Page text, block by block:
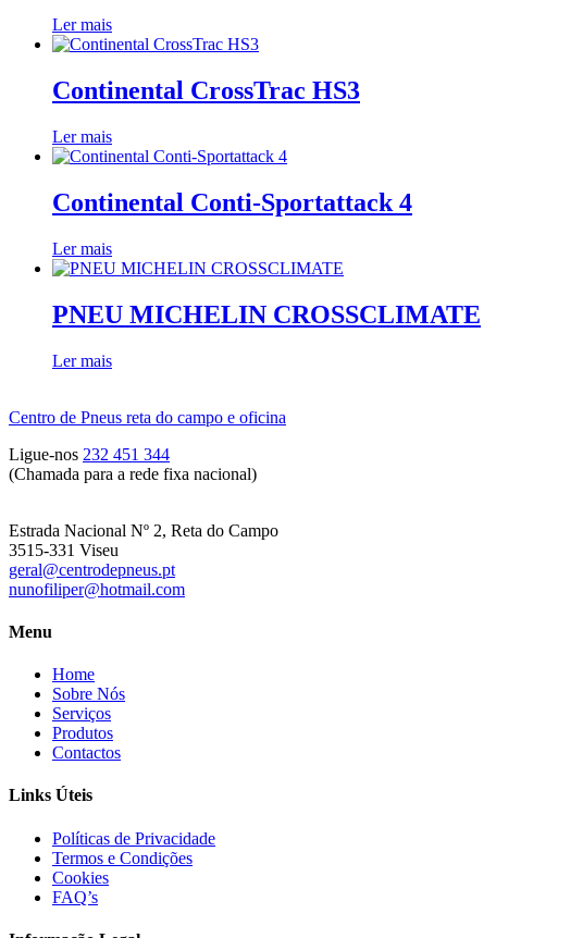
Ler mais
Continental CrossTrac HS3
Ler mais
Continental Conti-Sportattack 4
Ler mais
PNEU MICHELIN CROSSCLIMATE
Ler mais
Centro de Pneus reta do campo e oficina
Ligue-nos 232 451 344
(Chamada para a rede fixa nacional)
Estrada Nacional Nº 2, Reta do Campo
3515-331 Viseu
geral@centrodepneus.pt
nunofiliper@hotmail.com
Menu
Home
Sobre Nós
Serviços
Produtos
Contactos
Links Úteis
Políticas de Privacidade
Termos e Condições
Cookies
FAQ’s